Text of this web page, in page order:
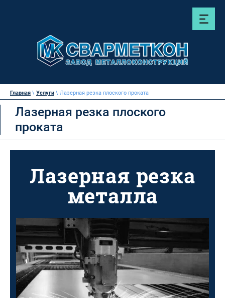
Главная \ Услуги \ Лазерная резка плоского проката
Лазерная резка плоского
проката
Лазерная резка
металла